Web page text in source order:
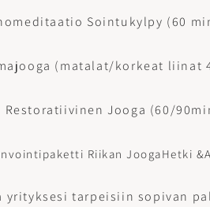
Sointukylpy (60
(matalat/korkeat liinat
Restoratiivinen Jooga (60/
Riikan JoogaHetki
yrityksesi tarpeisiin sopivan